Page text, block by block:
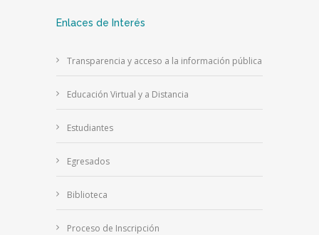
Enlaces de Interés
Transparencia y acceso a la información pública
Educación Virtual y a Distancia
Estudiantes
Egresados
Biblioteca
Proceso de Inscripción